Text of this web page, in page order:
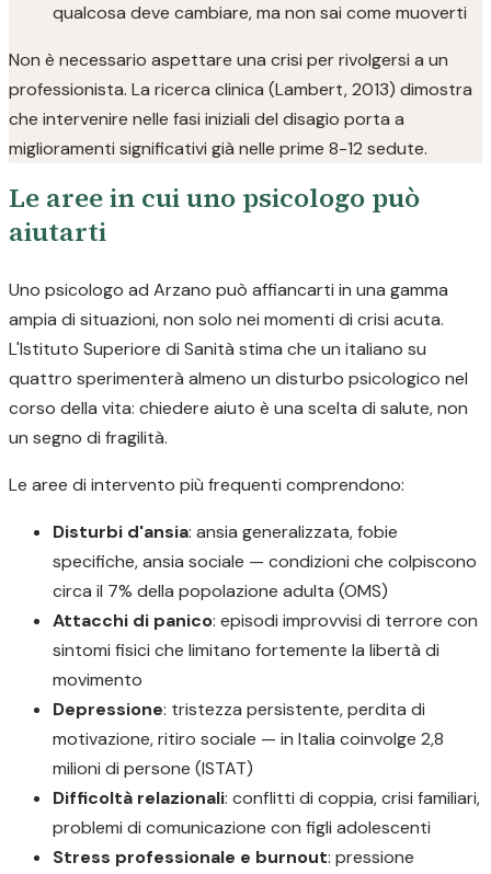
qualcosa deve cambiare, ma non sai come muoverti
Non è necessario aspettare una crisi per rivolgersi a un
professionista. La ricerca clinica (Lambert, 2013) dimostra
che intervenire nelle fasi iniziali del disagio porta a
miglioramenti significativi già nelle prime 8-12 sedute.
Le aree in cui uno psicologo può
aiutarti
Uno psicologo ad Arzano può affiancarti in una gamma
ampia di situazioni, non solo nei momenti di crisi acuta.
L'Istituto Superiore di Sanità stima che un italiano su
quattro sperimenterà almeno un disturbo psicologico nel
corso della vita: chiedere aiuto è una scelta di salute, non
un segno di fragilità.
Le aree di intervento più frequenti comprendono:
Disturbi d'ansia: ansia generalizzata, fobie
specifiche, ansia sociale — condizioni che colpiscono
circa il 7% della popolazione adulta (OMS)
Attacchi di panico: episodi improvvisi di terrore con
sintomi fisici che limitano fortemente la libertà di
movimento
Depressione: tristezza persistente, perdita di
motivazione, ritiro sociale — in Italia coinvolge 2,8
milioni di persone (ISTAT)
Difficoltà relazionali: conflitti di coppia, crisi familiari,
problemi di comunicazione con figli adolescenti
Stress professionale e burnout: pressione